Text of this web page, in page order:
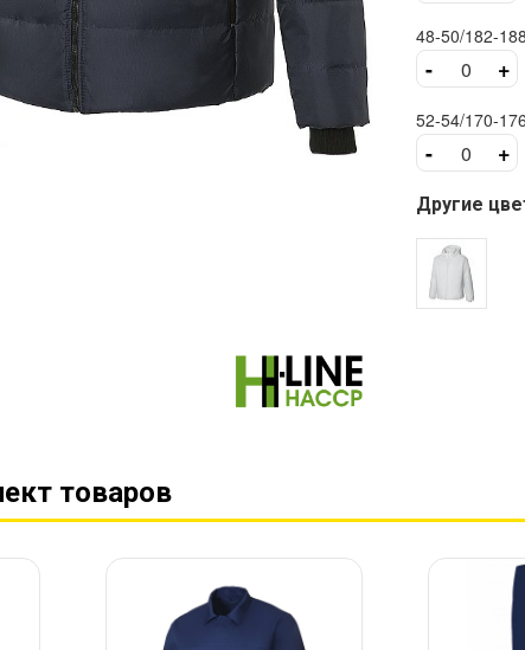
48-50/182-188
- +
52-54/170-176
- +
Другие
товаров